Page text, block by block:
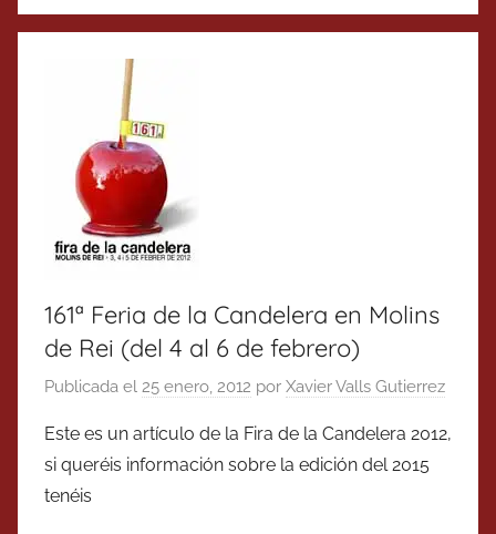
161ª Feria de la Candelera en Molins
de Rei (del 4 al 6 de febrero)
Publicada el 25 enero, 2012 por Xavier Valls Gutierrez
Este es un artículo de la Fira de la Candelera 2012,
si queréis información sobre la edición del 2015
tenéis